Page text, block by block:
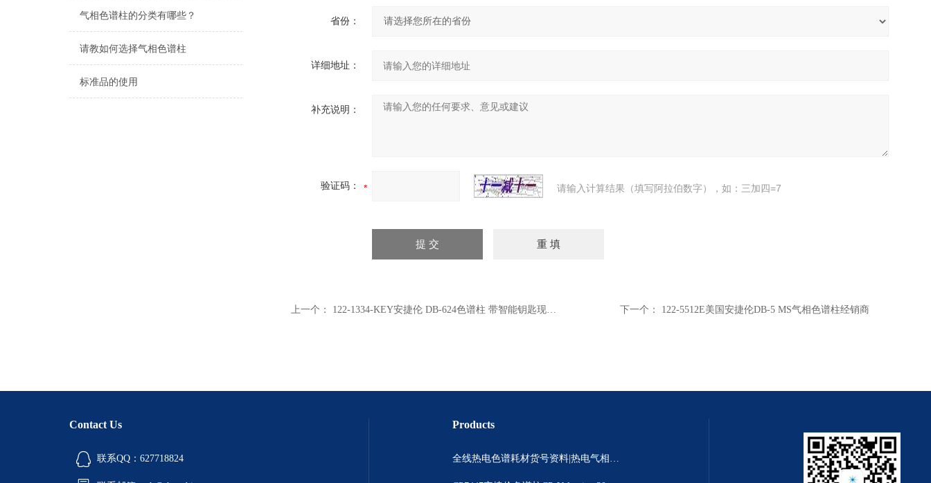
气相色谱柱的分类有哪些？
请教如何选择气相色谱柱
标准品的使用
省份：
详细地址：
补充说明：
验证码： 请输入计算结果（填写阿拉伯数字），如：三加四=7
上一个： 122-1334-KEY安捷伦 DB-624色谱柱 带智能钥匙现货报价 下一个： 122-5512E美国安捷伦DB-5 MS气相色谱柱经销商
Contact Us
联系QQ：627718824
Products
全线热电色谱耗材货号资料|热电气相色谱耗材货号|热电气相色谱耗材货号总代理